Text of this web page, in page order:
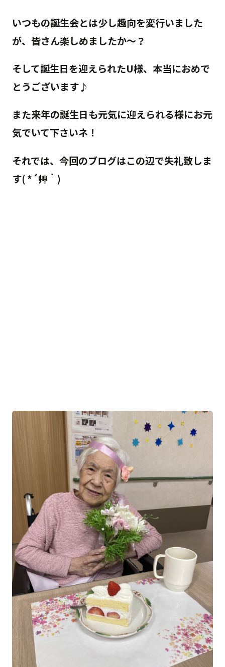
​いつもの誕生会とは少し趣向を変行いました
が、皆さん楽しめましたか～？
そして誕生日を迎えられたU様、本当におめで
とうございます♪
また来年の誕生日も元気に迎えられる様にお元
気でいて下さいネ！
それでは、今回のブログはこの辺で失礼致しま
す( *´艸｀)